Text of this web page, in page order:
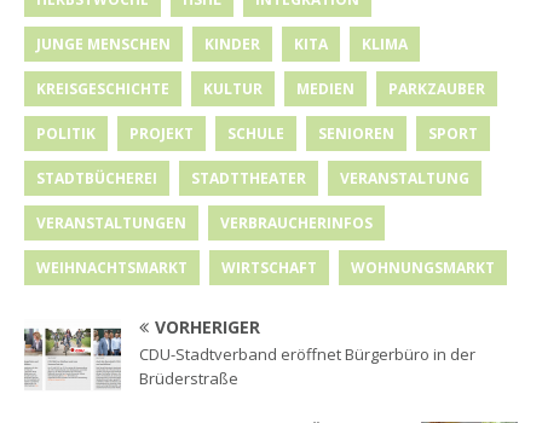
JUNGE MENSCHEN KINDER KITA KLIMA
KREISGESCHICHTE KULTUR MEDIEN PARKZAUBER
POLITIK PROJEKT SCHULE SENIOREN SPORT
STADTBÜCHEREI STADTTHEATER VERANSTALTUNG
VERANSTALTUNGEN VERBRAUCHERINFOS
WEIHNACHTSMARKT WIRTSCHAFT WOHNUNGSMARKT
VORHERIGER
CDU-Stadtverband eröffnet Bürgerbüro in der
Brüderstraße